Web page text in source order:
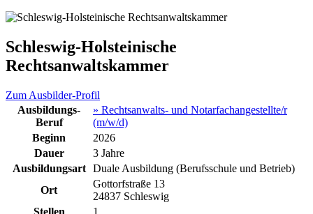
Schleswig-Holsteinische
Rechtsanwaltskammer
Zum Ausbilder-Profil
Ausbildungs-
Beruf
» Rechtsanwalts- und Notarfachangestellte/r
(m/w/d)
Beginn
2026
Dauer
3 Jahre
Ausbildungsart
Duale Ausbildung (Berufsschule und Betrieb)
Ort
Gottorfstraße 13
24837 Schleswig
Stellen
1